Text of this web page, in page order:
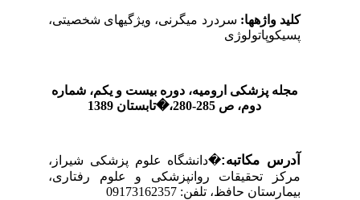
کلید واژه­ها:سردرد میگرنی، ویژگی­­های شخصیتی،
پسیکوپاتولوژی
مجله پزشکی ارومیه، دوره بیست و یکم، شماره‌
دوم، ص 285-280
،�تابستان 1389
آدرس مکاتبه:�دانشگاه علوم پزشکی شیراز،
مرکز تحقیقات روان­پزشکی و علوم رفتاری،
بیمارستان حافظ، تلفن: 09173162357